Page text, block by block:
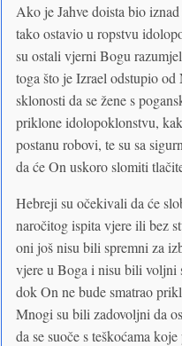
Ako je Jahve doista bio
tako ostavio u ropstvu
su ostali vjerni Bogu
toga što je Izrael odstupio
sklonosti da se žene s
priklone idolopoklonstvu,
postanu robovi, te su sa
da će On uskoro slomiti
Hebreji su očekivali da će
naročitog ispita vjere ili bez
oni još nisu bili spremni za
vjere u Boga i nisu bili voljni
dok On ne bude smatrao
Mnogi su bili zadovoljni da
da se suoče s teškoćama